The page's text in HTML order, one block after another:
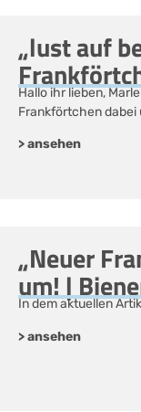
„lust auf
Hallo ihr lieben,
Frankförtchen dabei
> ansehen
„Neuer
um! |
In dem aktuellen
> ansehen